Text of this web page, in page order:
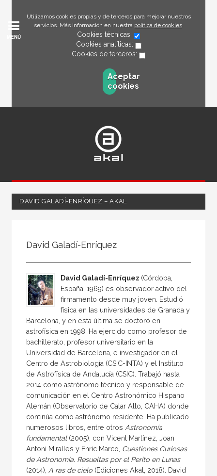
Utilizamos cookies propias y de terceros para mejorar nuestros
servicios. Más información en nuestra política de cookies.
Cookies técnicas:
Cookies analíticas:
Cookies de terceros:
Aceptar
cookies
MENÚ
DAVID GALADÍ-ENRÍQUEZ – AKAL
Coordinador
Editor
Editora
Escritor
Escritora
Prologuista
Traductor
Traductora
David Galadí-Enríquez
David Galadí-Enríquez (Córdoba,
España, 1969) es observador activo del
firmamento desde muy joven. Estudió
física en las universidades de Granada y
Barcelona, y en esta última se doctoró en
astrofísica en 1998. Ha ejercido como profesor de
bachillerato, profesor universitario en la
Universidad de Barcelona, e investigador en el
Centro de Astrobiología (CSIC-INTA) y el Instituto
de Astrofísica de Andalucía (CSIC). Trabajó hasta
2014 como astrónomo técnico y responsable de
comunicación en el Centro Astronómico Hispano
Alemán (Observatorio de Calar Alto, CAHA) donde
continúa como astrónomo residente. Ha publicado
numerosos libros, entre otros Astronomía
fundamental (2005), con Vicent Martínez, Joan
Antoni Miralles y Enric Marco, Cuestiones Curiosas
de Astronomía. Resueltas por el Perito en Lunas
(2014), A ras de cielo (Ediciones Akal, 2018). David